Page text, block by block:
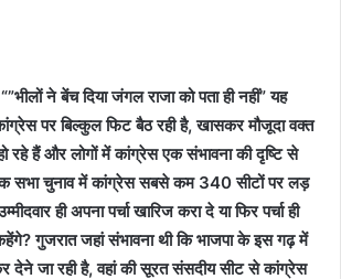
ने बेंच दिया जंगल राजा को पता ही नहीं” यह
पर बिल्कुल फिट बैठ रही है, खासकर मौजूदा वक्त
रहे हैं और लोगों में कांग्रेस एक संभावना की दृष्टि से
सभा चुनाव में कांग्रेस सबसे कम 340 सीटों पर लड़
ही अपना पर्चा खारिज करा दे या फिर पर्चा ही
गुजरात जहां संभावना थी कि भाजपा के इस गढ़ में
देने जा रही है, वहां की सूरत संसदीय सीट से कांग्रेस